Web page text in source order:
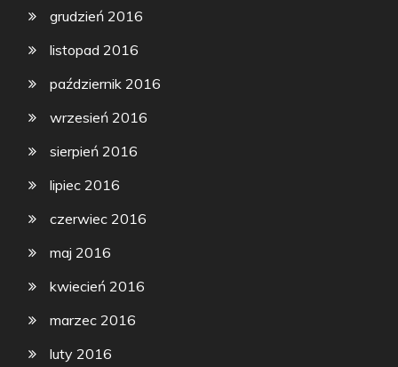
grudzień 2016
listopad 2016
październik 2016
wrzesień 2016
sierpień 2016
lipiec 2016
czerwiec 2016
maj 2016
kwiecień 2016
marzec 2016
luty 2016